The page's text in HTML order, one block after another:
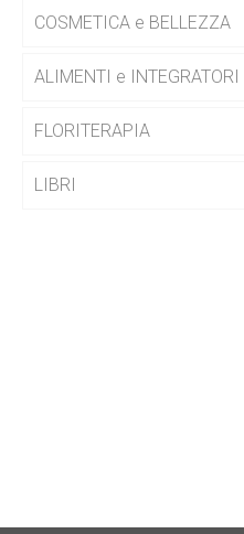
COSMETICA e BELLEZZA
ALIMENTI e INTEGRATORI
FLORITERAPIA
LIBRI